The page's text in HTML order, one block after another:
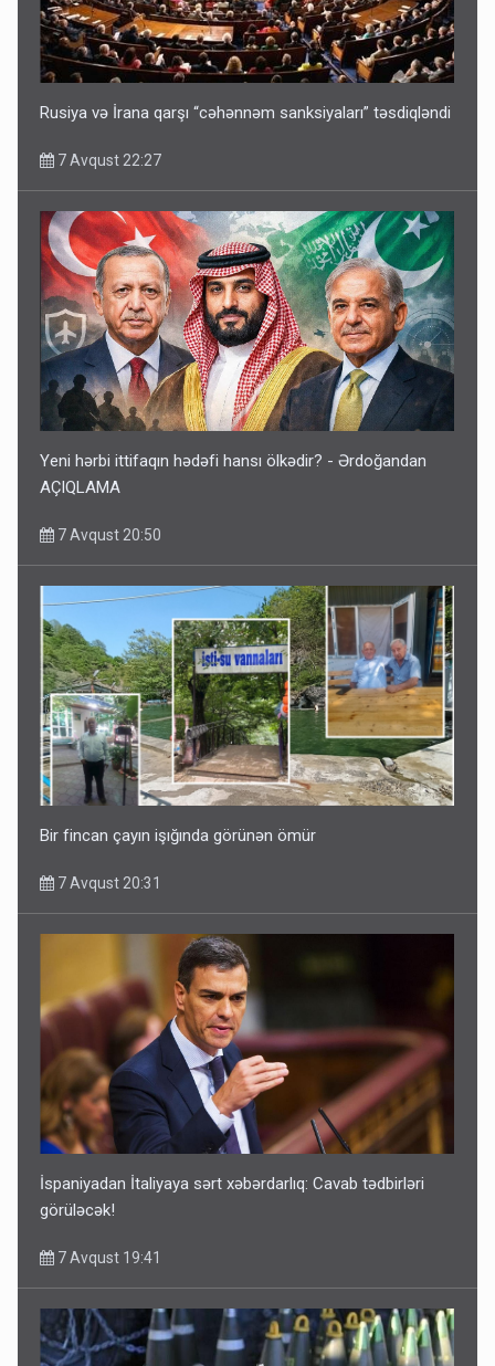
Rusiya və İrana qarşı “cəhənnəm sanksiyaları” təsdiqləndi
7 Avqust 22:27
Yeni hərbi ittifaqın hədəfi hansı ölkədir? - Ərdoğandan
AÇIQLAMA
7 Avqust 20:50
Bir fincan çayın işığında görünən ömür
7 Avqust 20:31
İspaniyadan İtaliyaya sərt xəbərdarlıq: Cavab tədbirləri
görüləcək!
7 Avqust 19:41